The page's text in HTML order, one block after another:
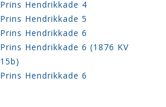
Prins Hendrikkade 4
Prins Hendrikkade 5
Prins Hendrikkade 6
Prins Hendrikkade 6 (1876 KV
15b)
Prins Hendrikkade 6